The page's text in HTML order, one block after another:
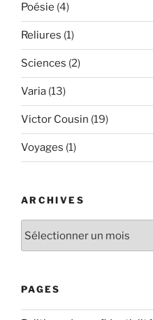
Poésie (4)
Reliures (1)
Sciences (2)
Varia (13)
Victor Cousin (19)
Voyages (1)
ARCHIVES
PAGES